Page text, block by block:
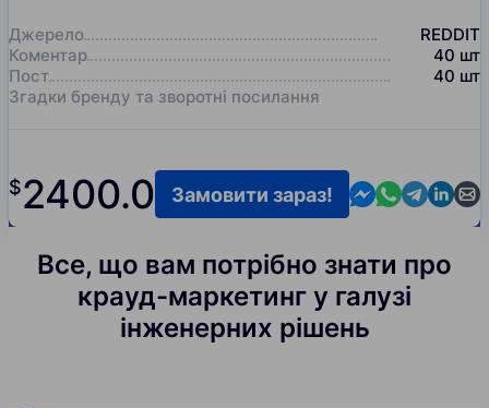
Джерело
REDDIT
Коментар
40 шт
Пост
40 шт
Згадки бренду та зворотні посилання
$2400.0 Contact us in
Contact us
Contact
Замовити зараз!
Все, що вам потрібно знати про
крауд-маркетинг у галузі
інженерних рішень